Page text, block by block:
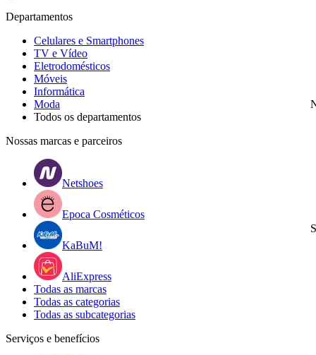
Departamentos
Celulares e Smartphones
TV e Vídeo
Eletrodomésticos
Móveis
Informática
Moda
Todos os departamentos
Nossas marcas e parceiros
Netshoes
Epoca Cosméticos
KaBuM!
AliExpress
Todas as marcas
Todas as categorias
Todas as subcategorias
Serviços e benefícios